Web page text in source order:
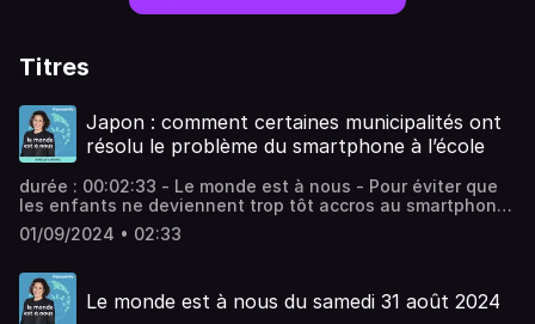
Titres
Japon : comment certaines municipalités ont
résolu le problème du smartphone à l’école
durée : 00:02:33 - Le monde est à nous - Pour éviter que
les enfants ne deviennent trop tôt accros au smartphone,
certaines villes japonaises distribuent aux écoliers des
appareils aux fonctions très limitées. Les "vrais"
écouter tous les autres épisodes sans limite, rendez-vous
sur Radio France.
01/09/2024 • 02:33
Le monde est à nous du samedi 31 août 2024